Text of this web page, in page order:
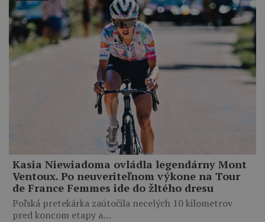
Kasia Niewiadoma ovládla legendárny Mont
Ventoux. Po neuveriteľnom výkone na Tour
de France Femmes ide do žltého dresu
Poľská pretekárka zaútočila necelých 10 kilometrov
pred koncom etapy a…